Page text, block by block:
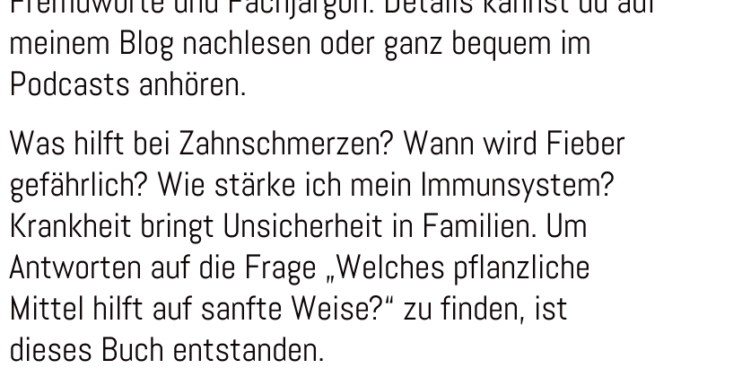
meinem Blog nachlesen oder ganz bequem im
Podcasts anhören.
Was hilft bei Zahnschmerzen? Wann wird Fieber
gefährlich? Wie stärke ich mein Immunsystem?
Krankheit bringt Unsicherheit in Familien. Um
Antworten auf die Frage „Welches pflanzliche
Mittel hilft auf sanfte Weise?“ zu finden, ist
dieses Buch entstanden.